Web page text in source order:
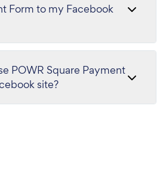
Form to my Facebook
POWR Square Payment
site?